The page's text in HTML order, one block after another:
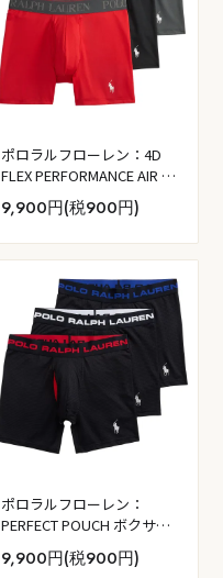
ポロラルフローレン：4D
FLEX PERFORMANCE AIR ボ
クサーブリーフ 3PK
(RL2000 レッド／ポロブラ
9,900円(税900円)
ポロラルフローレン：
PERFECT POUCH ボクサー
ブリーフ 3PK (ポロブラッ
ク)
9,900円(税900円)